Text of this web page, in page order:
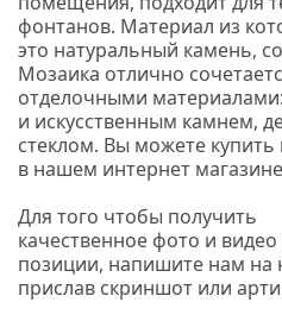
фонтанов. Материал из
это натуральный камень,
Мозаика отлично
отделочными
и искусственным камнем,
стеклом. Вы можете купить
в нашем интернет
Для того чтобы получить
качественное фото и
позиции, напишите нам на
прислав скриншот или